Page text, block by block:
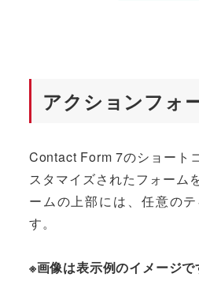
アクションフォ
Contact Form 7のショート
スタマイズされたフォーム
ームの上部には、任意の
す。
※画像は表示例のイメージで